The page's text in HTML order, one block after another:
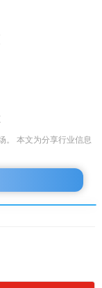
。 本文为分享行业信息